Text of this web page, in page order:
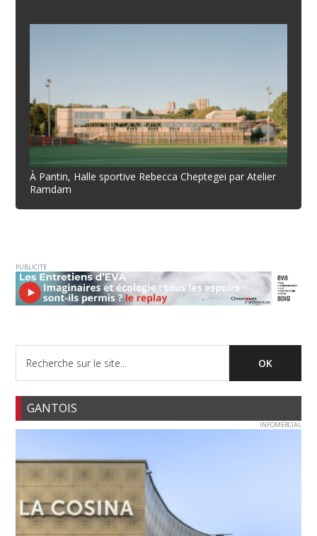
À Pantin, Halle sportive Rebecca Cheptegei par Atelier
Ramdam
PUBLICITE
GANTOIS
INFOMERCIAL